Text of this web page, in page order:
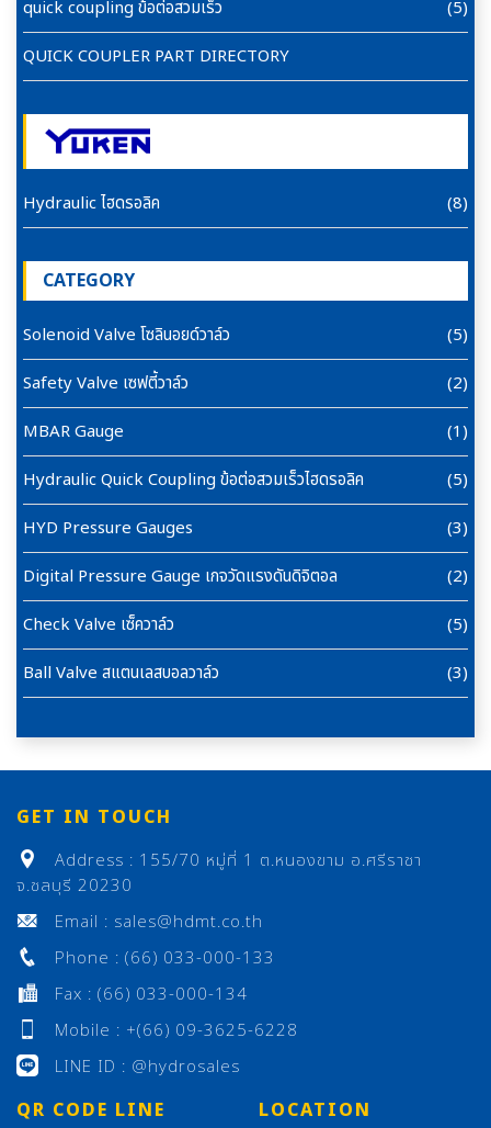
quick coupling ข้อต่อสวมเร็ว
(5)
QUICK COUPLER PART DIRECTORY
Hydraulic ไฮดรอลิค (8)
CATEGORY
Solenoid Valve โซลินอยด์วาล์ว
(5)
Safety Valve เซฟตี้วาล์ว
(2)
MBAR Gauge
(1)
Hydraulic Quick Coupling ข้อต่อสวมเร็วไฮดรอลิค
(5)
HYD Pressure Gauges
(3)
Digital Pressure Gauge เกจวัดแรงดันดิจิตอล
(2)
Check Valve เซ็ควาล์ว
(5)
Ball Valve สแตนเลสบอลวาล์ว
(3)
GET IN TOUCH
Address : 155/70 หมู่ที่ 1 ต.หนองขาม อ.ศรีราชา
จ.ชลบุรี 20230
Email : sales@hdmt.co.th
Phone : (66) 033-000-133
Fax : (66) 033-000-134
Mobile : +(66) 09-3625-6228
LINE ID : @hydrosales
QR CODE LINE LOCATION